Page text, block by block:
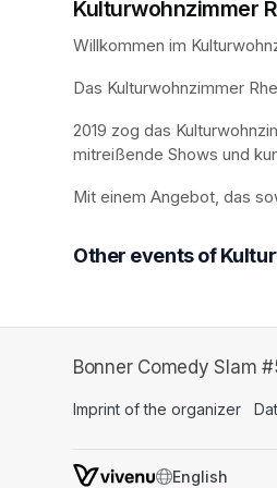
Kulturwohnzimmer
Willkommen im
Das Kulturwohnzimmer
2019 zog das
mitreißende Shows und
Mit einem Angebot, das
Other events of
Bonner Comedy Slam
Imprint of the organizer